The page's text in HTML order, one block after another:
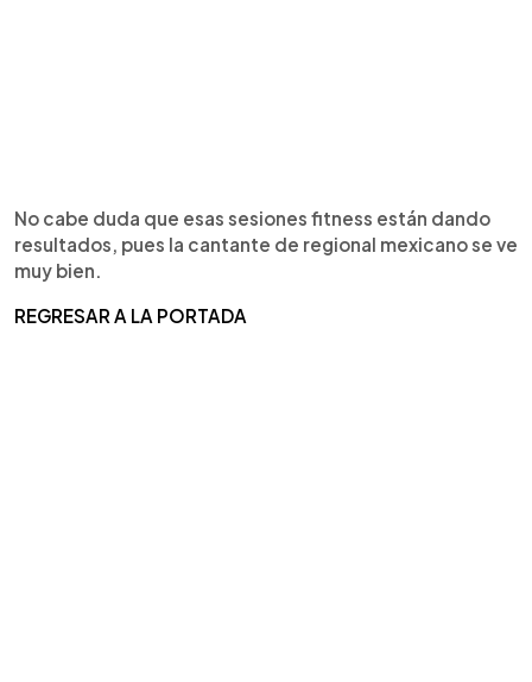
No cabe duda que esas sesiones fitness están dando
resultados, pues la cantante de regional mexicano se ve
muy bien.
REGRESAR A LA PORTADA